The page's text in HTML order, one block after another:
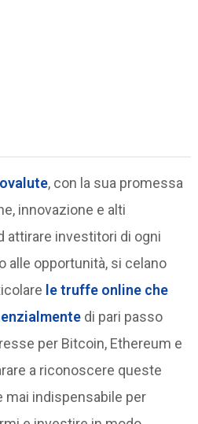
, con la sua promessa
innovazione e alti
attirare investitori di ogni
alle opportunità, si celano
le truffe online che
di pari passo
per Bitcoin, Ethereum e
a riconoscere queste
mai indispensabile per